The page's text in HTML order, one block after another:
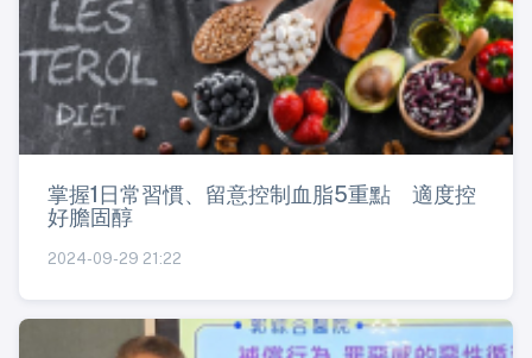
掌握1日常習慣、留意控制血脂5重點 適度控
好膽固醇
2024-09-29 21:22